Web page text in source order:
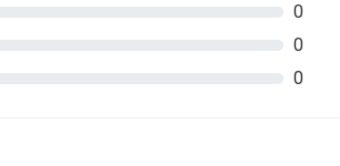
0
0
0